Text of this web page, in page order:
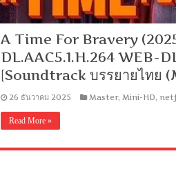
A Time For Bravery
DL.AAC5.1.H.264 WEB-
[Soundtrack บรรยายไทย
26 ธันวาคม 2025 Master, Mini-HD,
Read More »